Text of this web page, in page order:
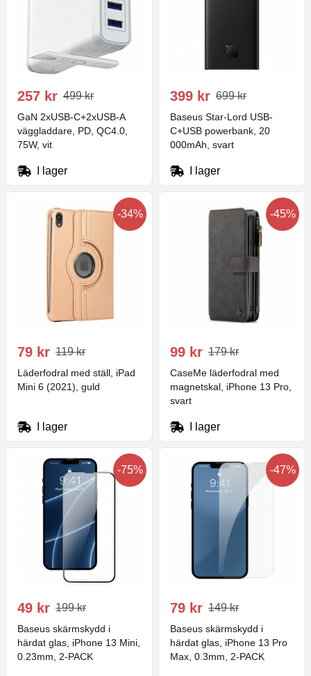
257 kr 499 kr
GaN 2xUSB-C+2xUSB-A
väggladdare, PD, QC4.0,
75W, vit
I lager
399 kr 699 kr
Baseus Star-Lord USB-
C+USB powerbank, 20
000mAh, svart
I lager
-34%
79 kr 119 kr
Läderfodral med ställ, iPad
Mini 6 (2021), guld
I lager
-45%
99 kr 179 kr
CaseMe läderfodral med
magnetskal, iPhone 13 Pro,
svart
I lager
-75%
49 kr 199 kr
Baseus skärmskydd i
härdat glas, iPhone 13 Mini,
0.23mm, 2-PACK
-47%
79 kr 149 kr
Baseus skärmskydd i
härdat glas, iPhone 13 Pro
Max, 0.3mm, 2-PACK